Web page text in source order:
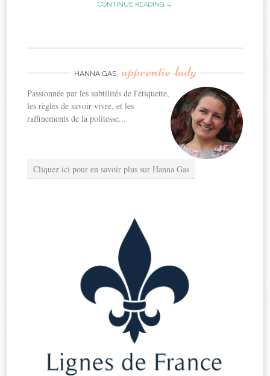
CONTINUE READING →
HANNA GAS, apprentie-lady
Passionnée par les subtilités de l'étiquette,
les règles de savoir-vivre, et les
raffinements de la politesse...
Cliquez ici pour en savoir plus sur Hanna Gas